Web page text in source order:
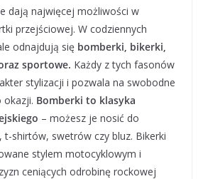
dają najwięcej możliwości w
przejściowej. W codziennych
odnajdują się bomberki, bikerki,
sportowe. Każdy z tych fasonów
stylizacji i pozwala na swobodne
okazji. Bomberki to klasyka
– możesz je nosić do
t-shirtów, swetrów czy bluz. Bikerki
stylem motocyklowym i
ceniących odrobinę rockowej